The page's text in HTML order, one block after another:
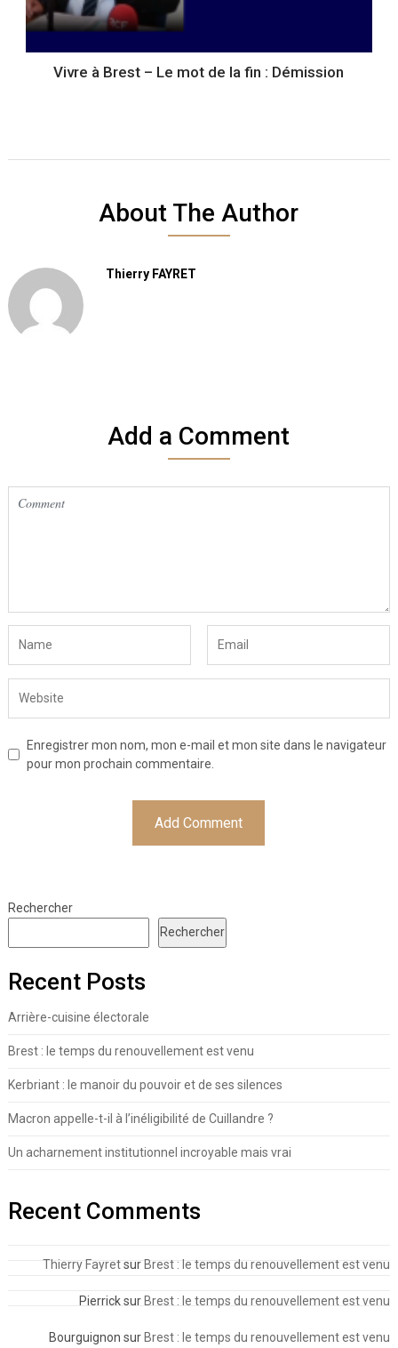
Vivre à Brest – Le mot de la fin : Démission
About The Author
Thierry FAYRET
Add a Comment
Enregistrer mon nom, mon e-mail et mon site dans le navigateur
pour mon prochain commentaire.
Rechercher
Rechercher
Recent Posts
Arrière-cuisine électorale
Brest : le temps du renouvellement est venu
Kerbriant : le manoir du pouvoir et de ses silences
Macron appelle-t-il à l’inéligibilité de Cuillandre ?
Un acharnement institutionnel incroyable mais vrai
Recent Comments
Thierry Fayretsur Brest : le temps du renouvellement est venu
Pierricksur Brest : le temps du renouvellement est venu
Bourguignon sur Brest : le temps du renouvellement est venu